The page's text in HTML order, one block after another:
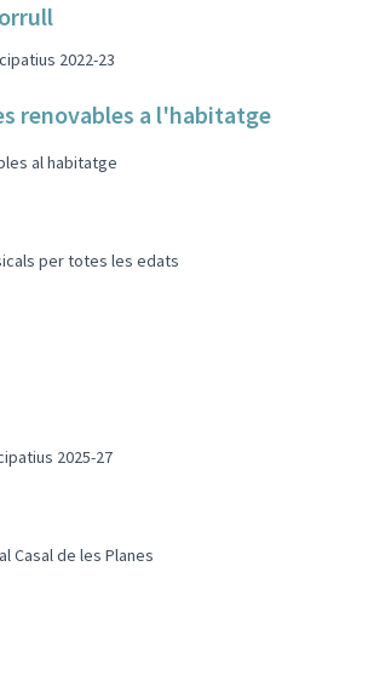
2022-23
renovables a l'habitatge
al habitatge
per totes les edats
2025-27
Casal de les Planes